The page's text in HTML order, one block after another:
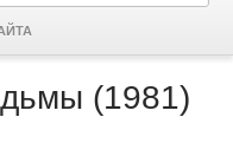
(1981)